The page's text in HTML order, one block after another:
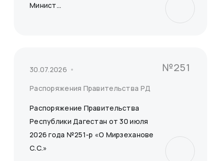
Минист...
30.07.2026
Распоряжения Правительства РД
№251
Распоряжение Правительства
Республики Дагестан от 30 июля
2026 года №251-р «О Мирзеханове
С.С.»